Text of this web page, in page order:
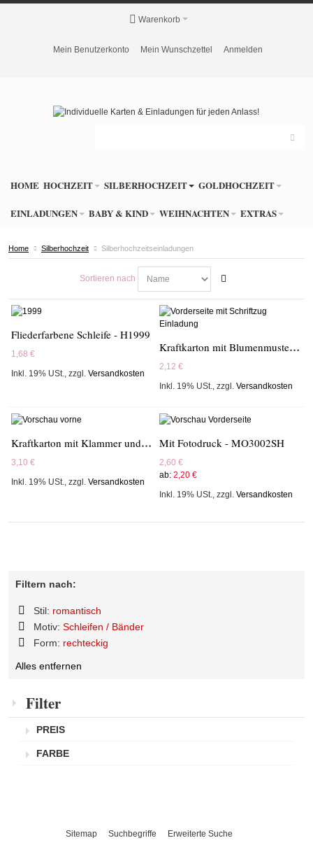
Warenkorb
Mein Benutzerkonto Mein Wunschzettel Anmelden
HOME HOCHZEIT SILBERHOCHZEIT GOLDHOCHZEIT
EINLADUNGEN BABY & KIND WEIHNACHTEN EXTRAS
Home Silberhochzeit Silberhochzeitseinladungen
Sortieren nach
Fliederfarbene Schleife - H1999
1,68 €
Inkl. 19% USt.,zzgl.Versandkosten
Kraftkarton mit Blumenmuster - A2132
2,12 €
Inkl. 19% USt.,zzgl.Versandkosten
Kraftkarton mit Klammer und Foto - 620003
3,10 €
Inkl. 19% USt.,zzgl.Versandkosten
Mit Fotodruck - MO3002SH
2,60 €
ab: 2,20 €
Inkl. 19% USt.,zzgl.Versandkosten
Filtern nach:
Stil: romantisch
Diesen
Artikel
entfernen
Motiv: Schleifen / Bänder
Diesen
entfernen
Form: rechteckig
Artikel
Alles entfernen
Filter
PREIS
FARBE
Sitemap Suchbegriffe Erweiterte Suche